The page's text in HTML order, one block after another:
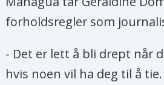
forholdsregler som
- Det er lett å bli drept når
hvis noen vil ha deg til å